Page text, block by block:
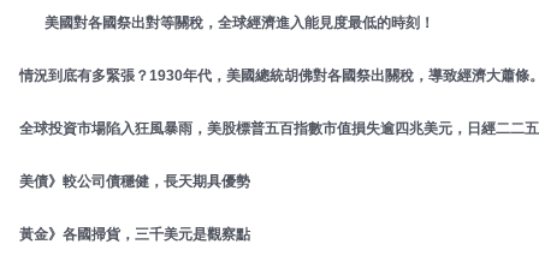
美國對各國祭出對等關稅，全球經濟進入能見度最低的時刻！
情況到底有多緊張？1930年代，美國總統胡佛對各國祭出關稅，導致經濟大蕭條
全球投資市場陷入狂風暴雨，美股標普五百指數市值損失逾四兆美元，日經二
美債》較公司債穩健，長天期具優勢
黃金》各國掃貨，三千美元是觀察點